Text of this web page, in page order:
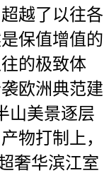
越了以往各
保值增值的
的极致体
欧洲典范建
山美景逐层
物打制上，
奢华滨江室